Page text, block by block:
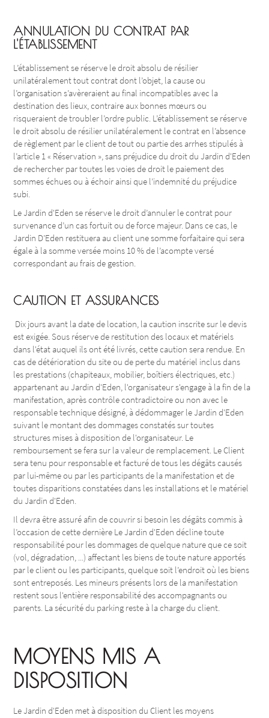
ANNULATION DU CONTRAT PAR
L'ÉTABLISSEMENT
L’établissement se réserve le droit absolu de résilier
unilatéralement tout contrat dont l’objet, la cause ou
l’organisation s’avèreraient au final incompatibles avec la
destination des lieux, contraire aux bonnes mœurs ou
risqueraient de troubler l’ordre public. L’établissement se réserve
le droit absolu de résilier unilatéralement le contrat en l’absence
de règlement par le client de tout ou partie des arrhes stipulés à
l’article 1 « Réservation », sans préjudice du droit du Jardin d'Eden
de rechercher par toutes les voies de droit le paiement des
sommes échues ou à échoir ainsi que l’indemnité du préjudice
subi.
Le Jardin d'Eden se réserve le droit d’annuler le contrat pour
survenance d’un cas fortuit ou de force majeur. Dans ce cas, le
Jardin D’Eden restituera au client une somme forfaitaire qui sera
égale à la somme versée moins 10 % de l’acompte versé
correspondant au frais de gestion.
CAUTION ET ASSURANCES
Dix jours avant la date de location, la caution inscrite sur le devis
est exigée. Sous réserve de restitution des locaux et matériels
dans l'état auquel ils ont été livrés, cette caution sera rendue. En
cas de détérioration du site ou de perte du matériel inclus dans
les prestations (chapiteaux, mobilier, boîtiers électriques, etc.)
appartenant au Jardin d'Eden, l'organisateur s'engage à la fin de la
manifestation, après contrôle contradictoire ou non avec le
responsable technique désigné, à dédommager le Jardin d'Eden
suivant le montant des dommages constatés sur toutes
structures mises à disposition de l'organisateur. Le
remboursement se fera sur la valeur de remplacement. Le Client
sera tenu pour responsable et facturé de tous les dégâts causés
par lui-même ou par les participants de la manifestation et de
toutes disparitions constatées dans les installations et le matériel
du Jardin d'Eden.
Il devra être assuré afin de couvrir si besoin les dégâts commis à
l’occasion de cette dernière Le Jardin d'Eden décline toute
responsabilité pour les dommages de quelque nature que ce soit
(vol, dégradation, ...) affectant les biens de toute nature apportés
par le client ou les participants, quelque soit l’endroit où les biens
sont entreposés. Les mineurs présents lors de la manifestation
restent sous l'entière responsabilité des accompagnants ou
parents. La sécurité du parking reste à la charge du client.
MOYENS MIS A
DISPOSITION
Le Jardin d'Eden met à disposition du Client les moyens